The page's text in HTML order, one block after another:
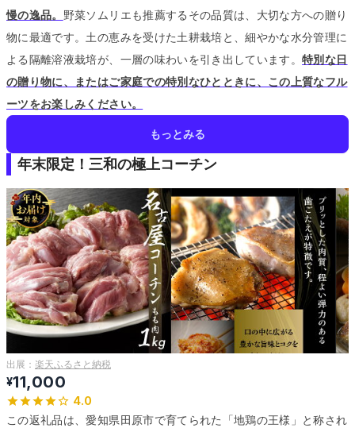
慢の逸品。 野菜ソムリエも推薦するその品質は、大切な方への贈り
物に最適です。 土の恵みを受けた土耕栽培と、細やかな水分管理に
よる隔離溶液栽培が、一層の味わいを引き出しています。特別な日
の贈り物に、またはご家庭での特別なひとときに、この上質なフル
ーツをお楽しみください。
もっとみる
年末限定！三和の極上コーチン
出展： 楽天ふるさと納税
¥11,000
4.0
この返礼品は、愛知県田原市で育てられた「地鶏の王様」と称され